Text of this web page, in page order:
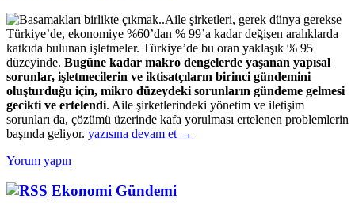
Aile şirketleri, gerek dünya gerekse
Türkiye’de, ekonomiye %60’dan % 99’a kadar değişen aralıklarda
katkıda bulunan işletmeler. Türkiye’de bu oran yaklaşık % 95
düzeyinde. Bugüne kadar makro dengelerde yaşanan yapısal
sorunlar, işletmecilerin ve iktisatçıların birinci gündemini
oluşturduğu için, mikro düzeydeki sorunların gündeme gelmesi
gecikti ve ertelendi. Aile şirketlerindeki yönetim ve iletişim
sorunları da, çözümü üzerinde kafa yorulması ertelenen problemlerin
başında geliyor. Aile
yazısına devam et →
Yorum yapın
Ekonomi Gündemi